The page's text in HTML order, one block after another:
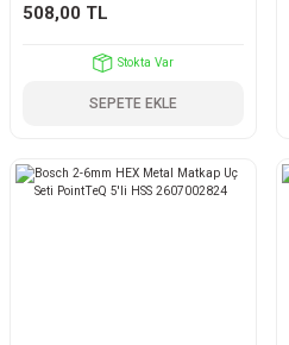
508,00 TL
Stokta Var
SEPETE EKLE